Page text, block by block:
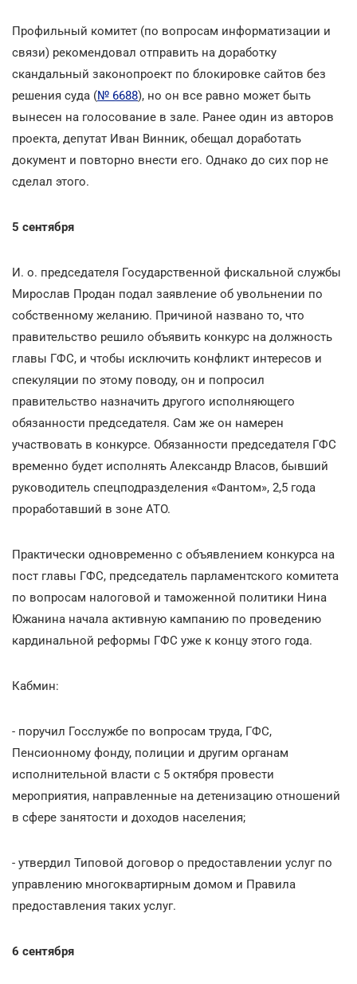
Профильный комитет (по вопросам информатизации и
связи) рекомендовал отправить на доработку
скандальный законопроект по блокировке сайтов без
решения суда (№ 6688), но он все равно может быть
вынесен на голосование в зале. Ранее один из авторов
проекта, депутат Иван Винник, обещал доработать
документ и повторно внести его. Однако до сих пор не
сделал этого.
5 сентября
И. о. председателя Государственной фискальной службы
Мирослав Продан подал заявление об увольнении по
собственному желанию. Причиной названо то, что
правительство решило объявить конкурс на должность
главы ГФС, и чтобы исключить конфликт интересов и
спекуляции по этому поводу, он и попросил
правительство назначить другого исполняющего
обязанности председателя. Сам же он намерен
участвовать в конкурсе. Обязанности председателя ГФС
временно будет исполнять Александр Власов, бывший
руководитель спецподразделения «Фантом», 2,5 года
проработавший в зоне АТО.
Практически одновременно с объявлением конкурса на
пост главы ГФС, председатель парламентского комитета
по вопросам налоговой и таможенной политики Нина
Южанина начала активную кампанию по проведению
кардинальной реформы ГФС уже к концу этого года.
Кабмин:
- поручил Госслужбе по вопросам труда, ГФС,
Пенсионному фонду, полиции и другим органам
исполнительной власти с 5 октября провести
мероприятия, направленные на детенизацию отношений
в сфере занятости и доходов населения;
- утвердил Типовой договор о предоставлении услуг по
управлению многоквартирным домом и Правила
предоставления таких услуг.
6 сентября